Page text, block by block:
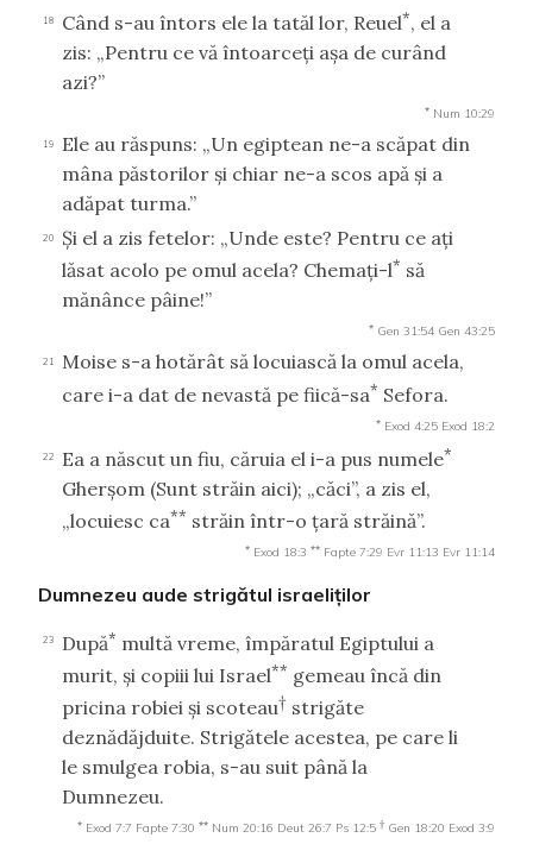
18 Când s-au întors ele la tatăl lor, Reuel*, el a
zis: „Pentru ce vă întoarceţi aşa de curând
azi?”
* Num 10:29
19
Ele au răspuns: „Un egiptean ne-a scăpat din
mâna păstorilor şi chiar ne-a scos apă şi a
adăpat turma.”
20
Şi el a zis fetelor: „Unde este? Pentru ce aţi
lăsat acolo pe omul acela? Chemaţi-l* să
mănânce pâine!”
* Gen 31:54 Gen 43:25
21
Moise s-a hotărât să locuiască la omul acela,
care i-a dat de nevastă pe fiică-sa* Sefora.
* Exod 4:25 Exod 18:2
22 Ea a născut un fiu, căruia el i-a pus numele*
Gherşom (Sunt străin aici); „căci”, a zis el,
„locuiesc ca** străin într-o ţară străină”.
* Exod 18:3 ** Fapte 7:29 Evr 11:13 Evr 11:14
Dumnezeu aude strigătul israeliţilor
23 După* multă vreme, împăratul Egiptului a
murit, şi copiii lui Israel** gemeau încă din
pricina robiei şi scoteau† strigăte
deznădăjduite. Strigătele acestea, pe care li
le smulgea robia, s-au suit până la
Dumnezeu.
* Exod 7:7 Fapte 7:30 ** Num 20:16 Deut 26:7 Ps 12:5 † Gen 18:20 Exod 3:9